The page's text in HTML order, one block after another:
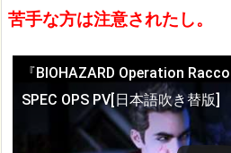
苦手な方は注意されたし。
『BIOHAZARD Operation
SPEC OPS PV[日本語吹き替版]
この動画を YouTube で視聴